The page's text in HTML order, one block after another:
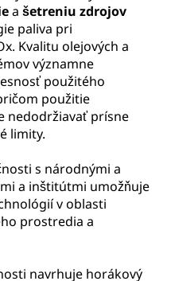
a šetreniu zdrojov
paliva pri
Kvalitu olejových a
významne
použitého
použitie
nedodržiavať prísne
limity.
s národnými a
a inštitútmi umožňuje
v oblasti
prostredia a
navrhuje horákový